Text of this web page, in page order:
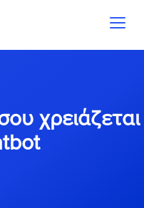
χρειάζεται